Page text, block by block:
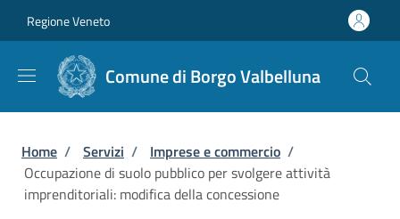
Regione Veneto
Comune di Borgo Valbelluna
Briciole di pane
Home / Servizi / Imprese e commercio /
Occupazione di suolo pubblico per svolgere attività
imprenditoriali: modifica della concessione